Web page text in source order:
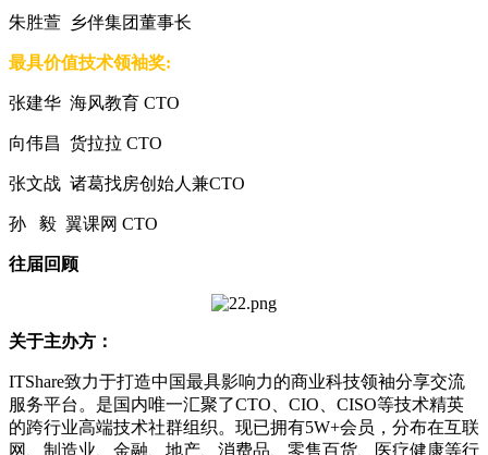
朱胜萱 乡伴集团董事长
最具价值技术领袖奖:
张建华 海风教育 CTO
向伟昌 货拉拉 CTO
张文战 诸葛找房创始人兼CTO
孙 毅 翼课网 CTO
往届回顾
关于主办方：
ITShare致力于打造中国最具影响力的商业科技领袖分享交流
服务平台。是国内唯一汇聚了CTO、CIO、CISO等技术精英
的跨行业高端技术社群组织。现已拥有5W+会员，分布在互联
网、制造业、金融、地产、消费品、零售百货、医疗健康等行